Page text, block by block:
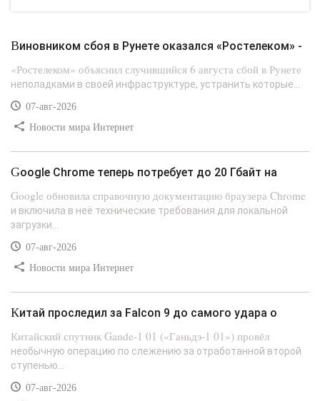
Виновником сбоя в Рунете оказался «Ростелеком» -
«Ростелеком» объяснил случившийся 6 августа сбой в Рунете
неполадками в своей инфраструктуре, устранить которые...
07-авг-2026
Новости мира Интернет
Google Chrome теперь потребует до 20 Гбайт на
Google обновила справочную документацию браузера Chrome
и включила в неё технические требования для локальной
загрузки...
07-авг-2026
Новости мира Интернет
Китай проследил за Falcon 9 до самого удара о
Китайский спутник Gande-1 01 («Ганьдэ-1 01») провёл
необычную операцию по слежению за отработанной второй
ступенью...
07-авг-2026